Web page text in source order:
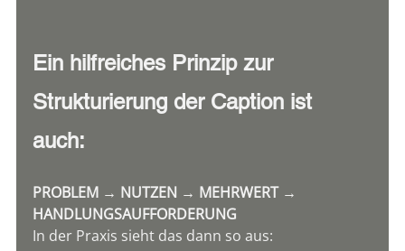
Ein hilfreiches Prinzip zur
Strukturierung der Caption ist
auch:
PROBLEM → NUTZEN → MEHRWERT →
HANDLUNGSAUFFORDERUNG
In der Praxis sieht das dann so aus: